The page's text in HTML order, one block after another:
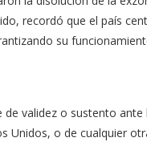
recordó que el país
su
validez o sustento
Unidos, o de cualquier